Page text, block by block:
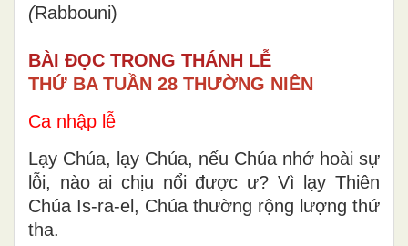
(Rabbouni)
BÀI ĐỌC TRONG THÁNH LỄ
THỨ BA TUẦN 28 THƯỜNG NIÊN
Ca nhập lễ
Lạy Chúa, lạy Chúa, nếu Chúa nhớ hoài sự
lỗi, nào ai chịu nổi được ư? Vì lạy Thiên
Chúa Is-ra-el, Chúa thường rộng lượng thứ
tha.